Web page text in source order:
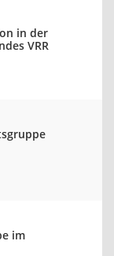
in der
VRR
im